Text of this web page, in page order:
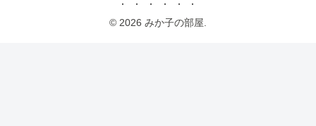
© 2026 みか子の部屋.